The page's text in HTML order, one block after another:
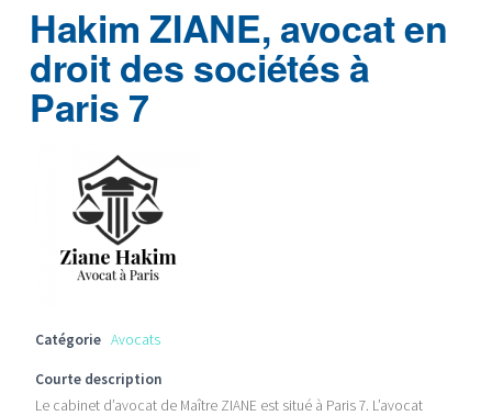
Hakim ZIANE, avocat en
droit des sociétés à
Paris 7
Catégorie Avocats
Courte description
Le cabinet d’avocat de Maître ZIANE est situé à Paris 7. L’avocat